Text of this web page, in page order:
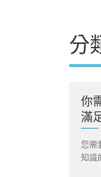
分
你
滿
您需
知識